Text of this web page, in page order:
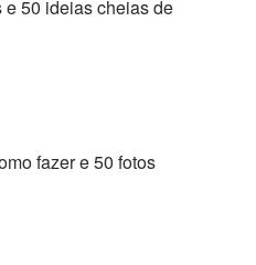
50 ideias cheias de
fazer e 50 fotos